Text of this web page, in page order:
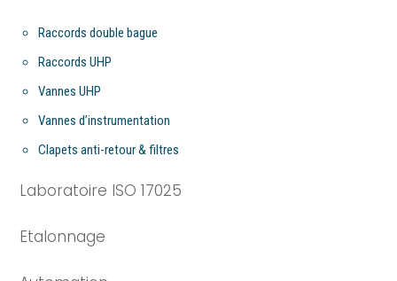
Raccords double bague
Raccords UHP
Vannes UHP
Vannes d’instrumentation
Clapets anti-retour & filtres
Laboratoire ISO 17025
Etalonnage